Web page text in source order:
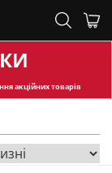
акційних товарів